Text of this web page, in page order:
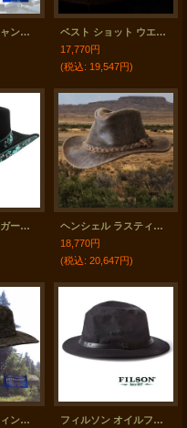
ペンドルトン キャンバス インディアナ ハット（タン）/Pendleton Canvas Indiana Hat(Tan)
ベスト ショット ウエスタン プレミアム ウール カウボーイ ハット（チョコレート）/Bullhide Western Premium Wool Cowboy Hat(Chocolate)
17,770円
(税込: 19,547円)
ブルハイド カウガール ウール ハット オールフォーグッド（レディース・ブラック）/Bullhide Wool Cowgirl Hat(All For Good/Black)
ヘンシェル ラスティック レザー ハット（ブラウン）/Henschel Leather Hat(Brown)
18,770円
(税込: 20,647円)
ペンドルトン ティンバーライン ツイル ブーニー/Pendleton Timberline Twill Boonie フィルソン オイルフィニッシュ ティンクロス パッカー ハット（ブラック）/Filson Tin Packer Hat(Black)